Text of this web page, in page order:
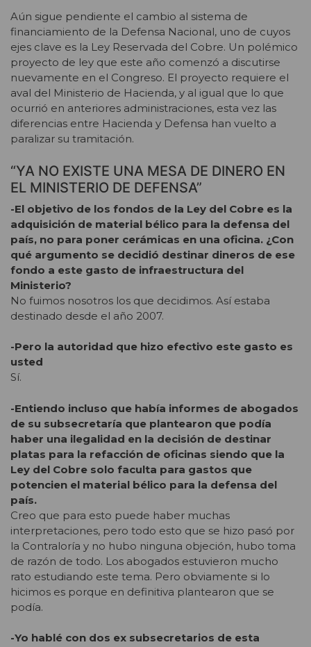
Aún sigue pendiente el cambio al sistema de
financiamiento de la Defensa Nacional, uno de cuyos
ejes clave es la Ley Reservada del Cobre. Un polémico
proyecto de ley que este año comenzó a discutirse
nuevamente en el Congreso. El proyecto requiere el
aval del Ministerio de Hacienda, y al igual que lo que
ocurrió en anteriores administraciones, esta vez las
diferencias entre Hacienda y Defensa han vuelto a
paralizar su tramitación.
“YA NO EXISTE UNA MESA DE DINERO EN
EL MINISTERIO DE DEFENSA”
-El objetivo de los fondos de la Ley del Cobre es la
adquisición de material bélico para la defensa del
país, no para poner cerámicas en una oficina. ¿Con
qué argumento se decidió destinar dineros de ese
fondo a este gasto de infraestructura del
Ministerio?
No fuimos nosotros los que decidimos. Así estaba
destinado desde el año 2007.
-Pero la autoridad que hizo efectivo este gasto es
usted
Sí.
-Entiendo incluso que había informes de abogados
de su subsecretaría que plantearon que podía
haber una ilegalidad en la decisión de destinar
platas para la refacción de oficinas siendo que la
Ley del Cobre solo faculta para gastos que
potencien el material bélico para la defensa del
país.
Creo que para esto puede haber muchas
interpretaciones, pero todo esto que se hizo pasó por
la Contraloría y no hubo ninguna objeción, hubo toma
de razón de todo. Los abogados estuvieron mucho
rato estudiando este tema. Pero obviamente si lo
hicimos es porque en definitiva plantearon que se
podía.
-Yo hablé con dos ex subsecretarios de esta